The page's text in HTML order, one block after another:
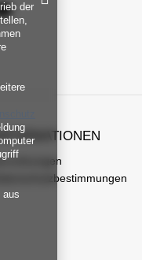
der
aus